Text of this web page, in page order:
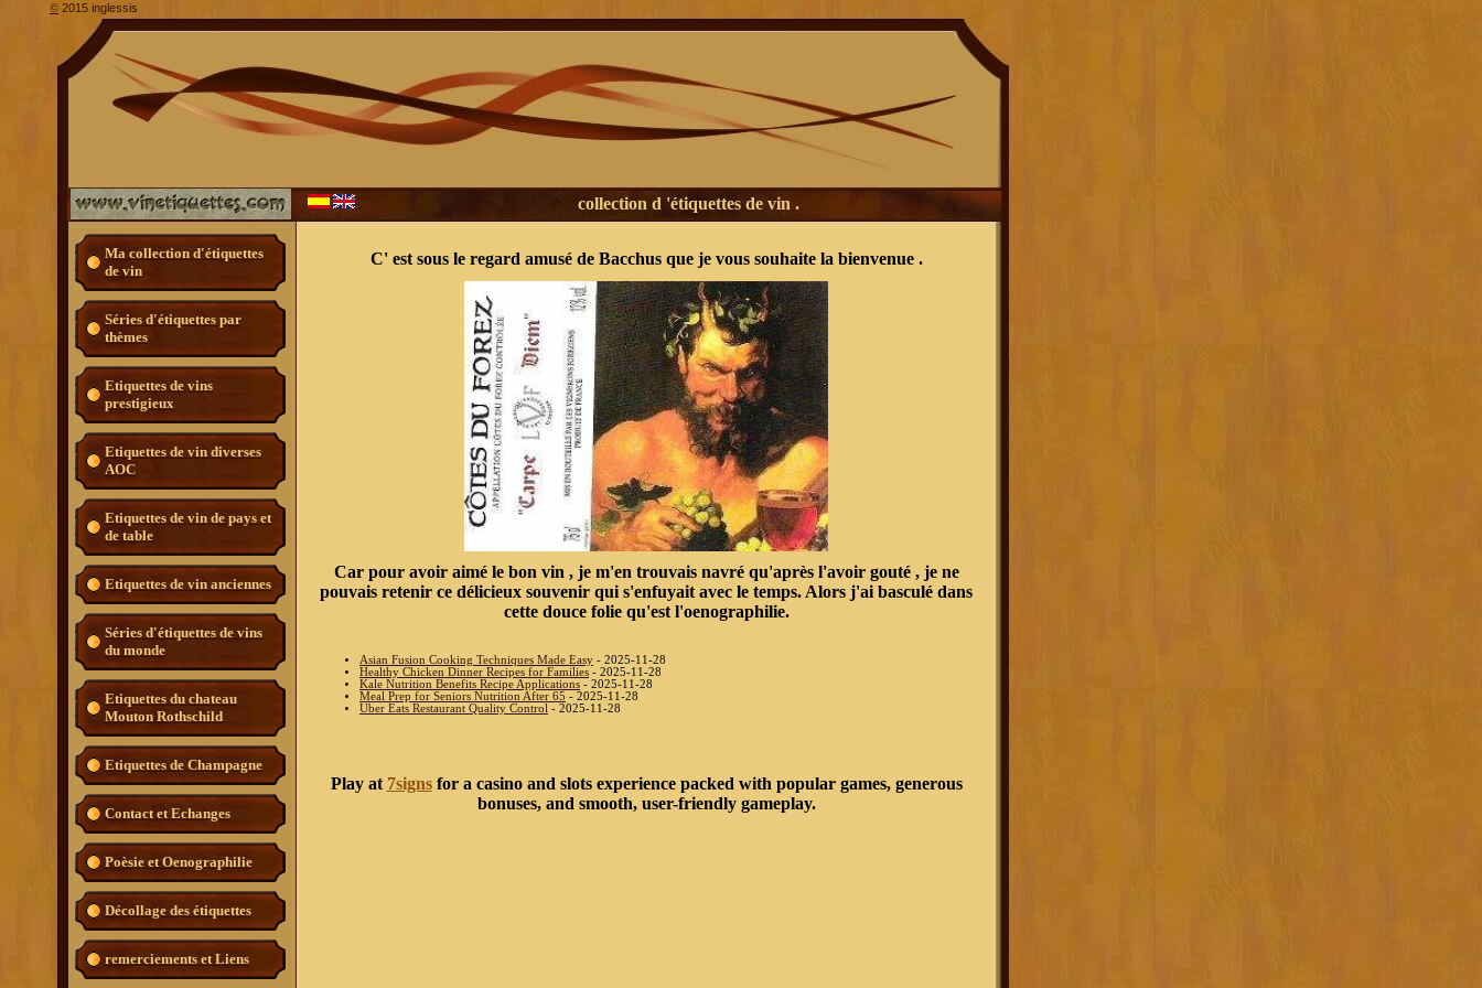
Ma collection d'étiquettes
de vin
Séries d'étiquettes par
thèmes
Etiquettes de vins
prestigieux
Etiquettes de vin diverses
AOC
Etiquettes de vin de pays et
de table
Etiquettes de vin anciennes
Séries d'étiquettes de vins
du monde
Etiquettes du chateau
Mouton Rothschild
Etiquettes de Champagne
Contact et Echanges
Poèsie et Oenographilie
Décollage des étiquettes
remerciements et Liens
C' est sous le regard amusé de Bacchus que je vous souhaite la bienvenue .
Car pour avoir aimé le bon vin , je m'en trouvais navré qu'après l'avoir gouté , je ne
pouvais retenir ce délicieux souvenir qui s'enfuyait avec le temps. Alors j'ai basculé dans
cette douce folie qu'est l'oenographilie.
Asian Fusion Cooking Techniques Made Easy - 2025-11-28
Healthy Chicken Dinner Recipes for Families - 2025-11-28
Kale Nutrition Benefits Recipe Applications - 2025-11-28
Meal Prep for Seniors Nutrition After 65 - 2025-11-28
Uber Eats Restaurant Quality Control - 2025-11-28
Play at 7signsfor a casino and slots experience packed with popular games, generous
bonuses, and smooth, user-friendly gameplay.
collection d 'étiquettes de vin .
© 2015 inglessis